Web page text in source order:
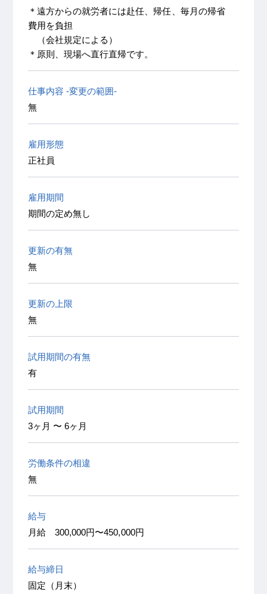
＊遠方からの就労者には赴任、帰任、毎月の帰省
費用を負担
（会社規定による）
＊原則、現場へ直行直帰です。
仕事内容 -変更の範囲-
無
雇用形態
正社員
雇用期間
期間の定め無し
更新の有無
無
更新の上限
無
試用期間の有無
有
試用期間
3ヶ月 〜 6ヶ月
労働条件の相違
無
給与
月給 300,000円〜450,000円
給与締日
固定（月末）